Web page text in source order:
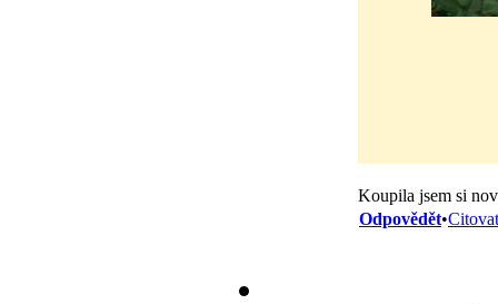
Koupila jsem si
Odpovědět•Citovat